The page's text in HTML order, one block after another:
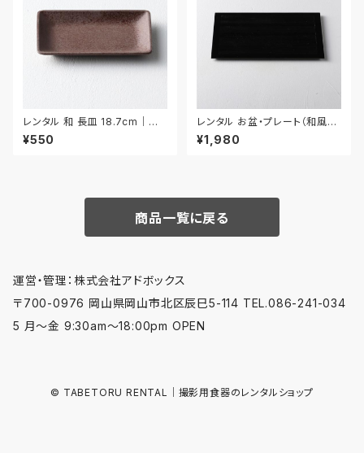
レンタル 和 長皿 18.7cm｜WN
A028
¥550
レンタル お盆・プレート（和風）
42.6cm｜BON006
¥1,980
商品一覧に戻る
運営・管理：株式会社アドボックス
〒700-0976 岡山県岡山市北区辰巳5-114 TEL.086-241-034
5 月〜金 9:30am〜18:00pm OPEN
© TABETORU RENTAL｜撮影用食器のレンタルショップ